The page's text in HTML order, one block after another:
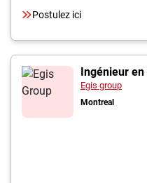
Postulez ici
Ingénieur
Egis group
Montreal